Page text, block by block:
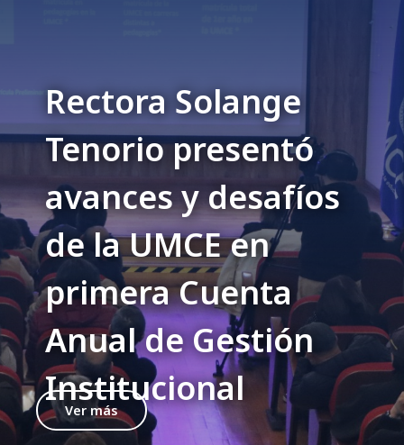
Rectora Solange
Tenorio presentó
avances y desafíos
de la UMCE en
primera Cuenta
Anual de Gestión
Institucional
Ver más